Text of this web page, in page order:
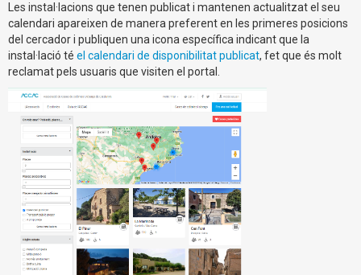
Les instal·lacions que tenen publicat i mantenen actualitzat el seu
calendari apareixen de manera preferent en les primeres posicions
del cercador i publiquen una icona específica indicant que la
instal·lació té el calendari de disponibilitat publicat, fet que és molt
reclamat pels usuaris que visiten el portal.